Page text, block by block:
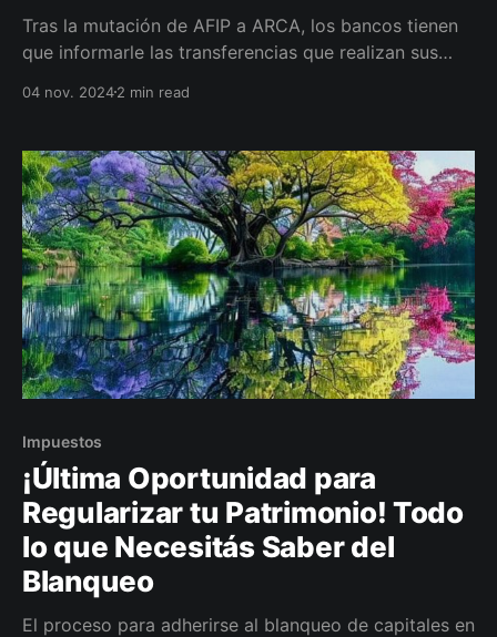
Tras la mutación de AFIP a ARCA, los bancos tienen
que informarle las transferencias que realizan sus
virtual.
04 nov. 20242 min read
Impuestos
¡Última Oportunidad para
Regularizar tu Patrimonio! Todo
lo que Necesitás Saber del
Blanqueo
El proceso para adherirse al blanqueo de capitales en